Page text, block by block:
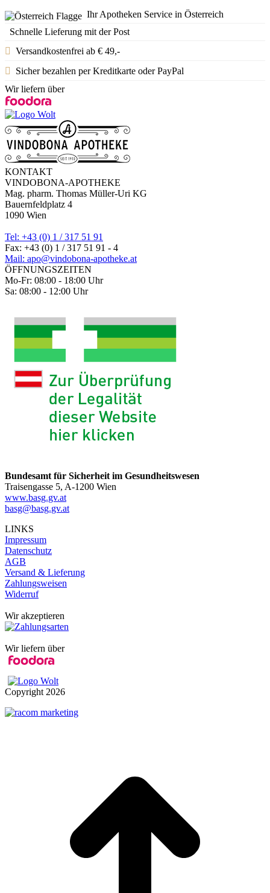
Ihr Apotheken Service in Österreich
Schnelle Lieferung mit der Post
Versandkostenfrei ab € 49,-
Sicher bezahlen per Kreditkarte oder PayPal
Wir liefern über
KONTAKT
VINDOBONA-APOTHEKE
Mag. pharm. Thomas Müller-Uri KG
Bauernfeldplatz 4
1090 Wien
Tel: +43 (0) 1 / 317 51 91
Fax: +43 (0) 1 / 317 51 91 - 4
Mail: apo@vindobona-apotheke.at
ÖFFNUNGSZEITEN
Mo-Fr: 08:00 - 18:00 Uhr
Sa: 08:00 - 12:00 Uhr
Bundesamt für Sicherheit im Gesundheitswesen
Traisengasse 5, A-1200 Wien
www.basg.gv.at
basg@basg.gv.at
LINKS
Impressum
Datenschutz
AGB
Versand & Lieferung
Zahlungsweisen
Widerruf
Wir akzeptieren
Wir liefern über
Copyright 2026